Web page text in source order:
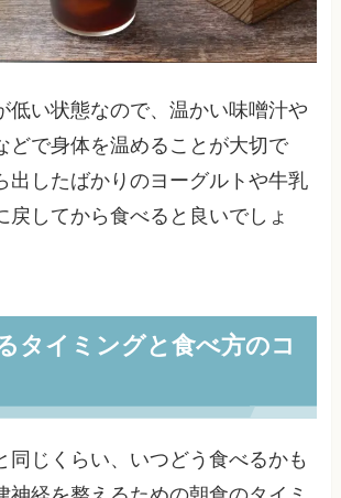
低い状態なので、温かい味噌汁や
どで身体を温めることが大切で
出したばかりのヨーグルトや牛乳
戻してから食べると良いでしょ
タイミングと食べ方のコ
同じくらい、いつどう食べるかも